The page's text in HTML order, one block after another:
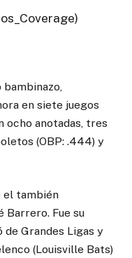
bambinazo,
en siete juegos
ocho anotadas, tres
(OBP: .444) y
el también
Barrero. Fue su
de Grandes Ligas y
(Louisville Bats)